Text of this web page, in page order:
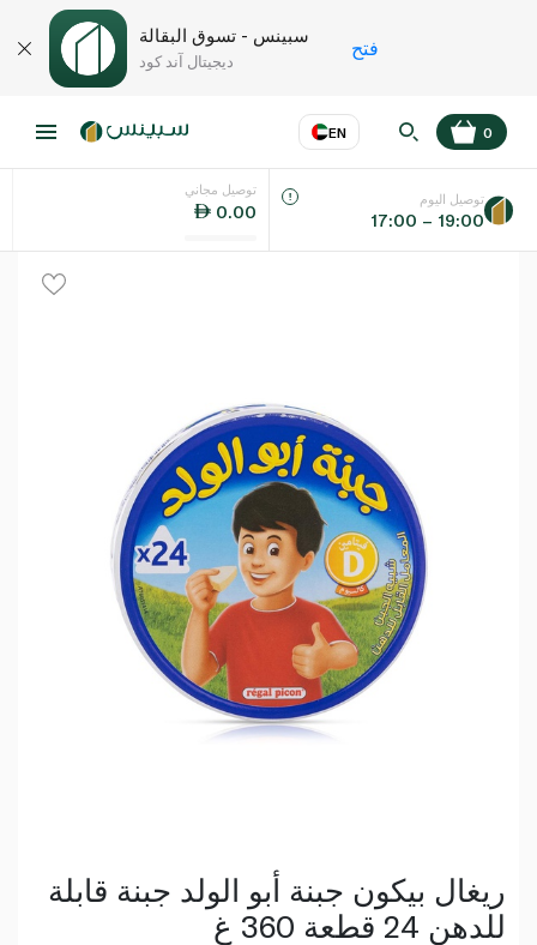
سبينس - تسوق البقالة
ديجيتال آند كود
فتح
EN
اللغة عر
0
توصيل مجاني
0.00
توصيل اليوم
17:00 – 19:00
ريغال بيكون جبنة أبو الولد جبنة قابلة
للدهن 24 قطعة 360 غ